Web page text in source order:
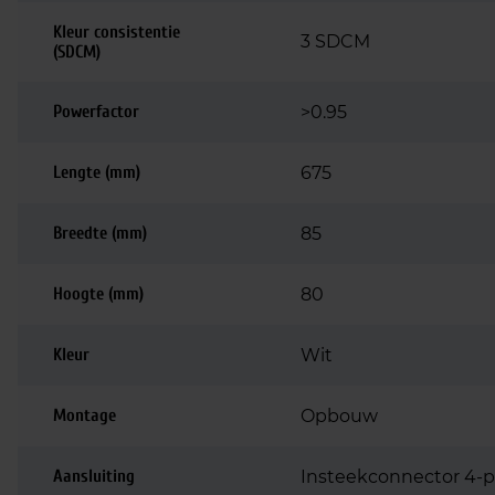
Kleur consistentie
(SDCM)
3 SDCM
Powerfactor >0.95
Lengte (mm) 675
Breedte (mm) 85
Hoogte (mm) 80
Kleur Wit
Montage Opbouw
Aansluiting Insteekconnector 4-